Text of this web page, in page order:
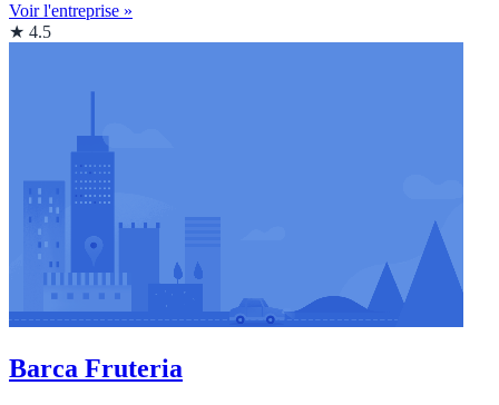
Voir l'entreprise »
★ 4.5
Barca Fruteria